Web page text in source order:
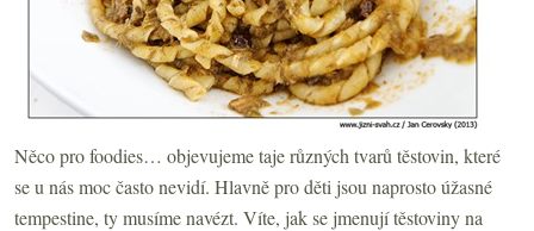
Něco pro foodies… objevujeme taje různých tvarů těstovin, které
se u nás moc často nevidí. Hlavně pro děti jsou naprosto úžasné
tempestine, ty musíme navézt. Víte, jak se jmenují těstoviny na